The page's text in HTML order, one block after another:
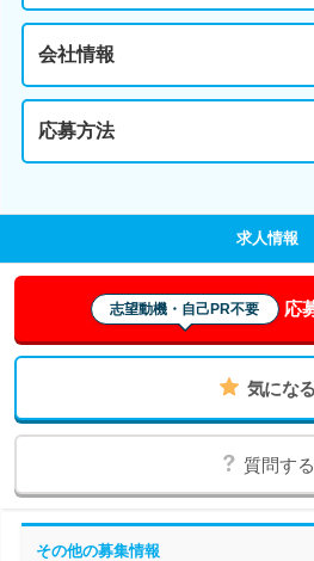
会社情報
応募方法
求人情報
志望動機・自己PR不要 応
気になる
質問する
その他の募集情報